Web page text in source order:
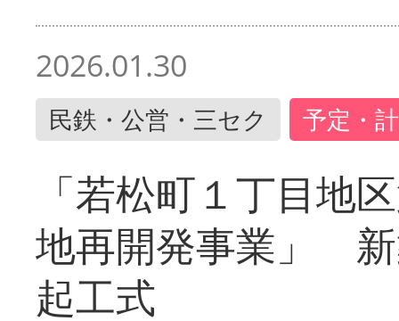
2026.01.30
民鉄・公営・三セク 予定・
「若松町１丁目地
地再開発事業」
起工式